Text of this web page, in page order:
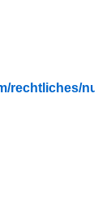
rechtliches/